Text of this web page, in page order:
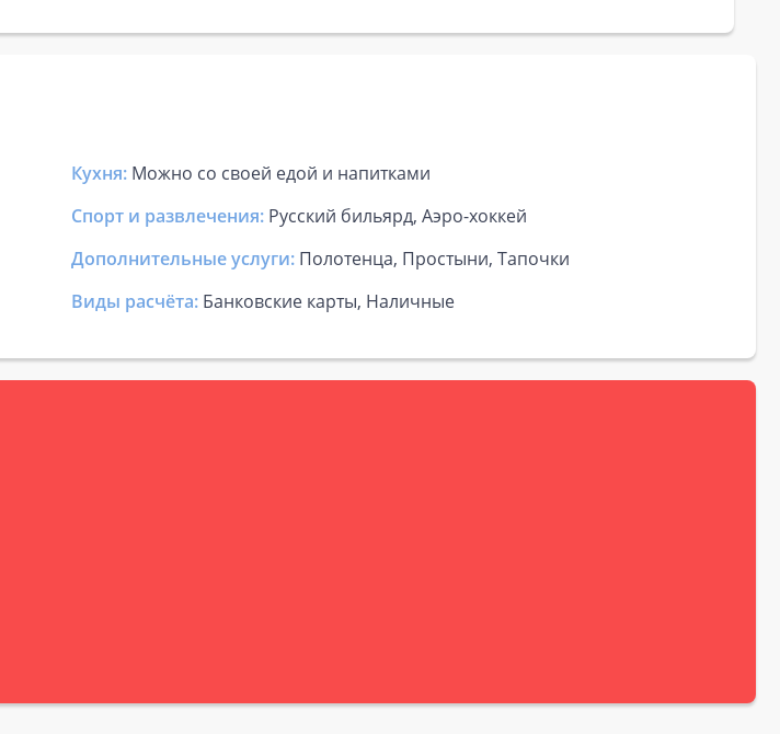
Кухня: Можно со своей едой и напитками
Спорт и развлечения: Русский бильярд, Аэро-хоккей
Дополнительные услуги: Полотенца, Простыни, Тапочки
Виды расчёта: Банковские карты, Наличные